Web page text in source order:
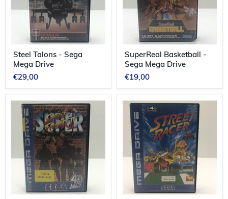
Steel Talons - Sega
Mega Drive
€29,00
SuperReal Basketball -
Sega Mega Drive
€19,00
Super
Street
Fighter
Sega
Mega
Drive
Street
Racer
Sega
Mega
Drive